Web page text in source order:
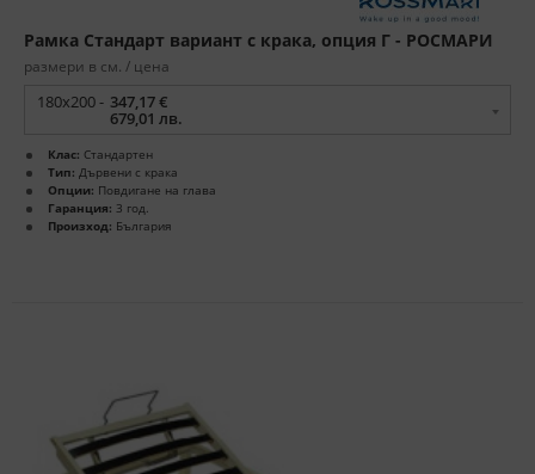
Рамка Стандарт вариант с крака, опция Г - РОСМАРИ
размери в см. / цена
180x200 - 347,17 €
679,01 лв.
Клас: Стандартен
Тип: Дървени с крака
Опции: Повдигане на глава
Гаранция: 3 год.
Произход: България